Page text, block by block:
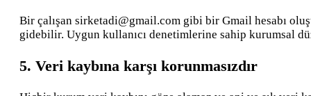
Bir çalışan sirketadi@gmail.com gibi bir Gmail hesabı
gidebilir. Uygun kullanıcı denetimlerine sahip kurumsal
5. Veri kaybına karşı korunmasızdır